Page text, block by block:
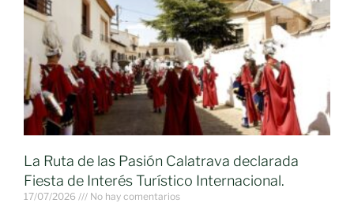
La Ruta de las Pasión Calatrava declarada
Fiesta de Interés Turístico Internacional.
17/07/2026 No hay comentarios